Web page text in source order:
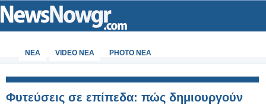
ΝΕΑ VIDEO NEA PHOTO NEA
Φυτεύσεις σε επίπεδα: πώς δημιουργούν